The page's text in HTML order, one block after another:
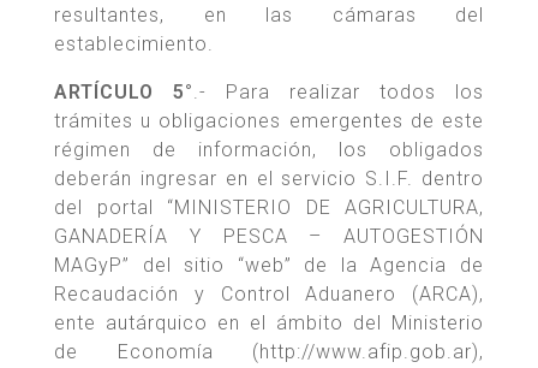
resultantes, en las cámaras del
establecimiento.
ARTÍCULO 5°.- Para realizar todos los
trámites u obligaciones emergentes de este
régimen de información, los obligados
deberán ingresar en el servicio S.I.F. dentro
del portal “MINISTERIO DE AGRICULTURA,
GANADERÍA Y PESCA – AUTOGESTIÓN
MAGyP” del sitio “web” de la Agencia de
Recaudación y Control Aduanero (ARCA),
ente autárquico en el ámbito del Ministerio
de Economía (http://www.afip.gob.ar),